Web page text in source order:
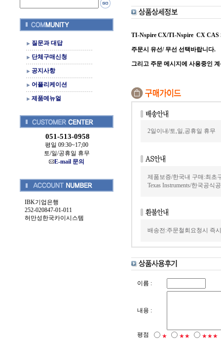
질문과 대답
단체구매신청
공지사항
어플리케이션
제품메뉴얼
051-513-0958
평일 09:30~17;00
토/일/공휴일 휴무
E-mail 문의
IBK기업은행
252-020847-01-011
허만성한국카이시스템
TI-Nspire CX/TI-Nspire CX CAS
주문시 유선/ 무선 선택바랍니다.
그리고 주문 메시지에 사용중인
2일이내/토,일,공휴일 휴무
제품보증/한국내 구매:최초
Texas Instruments/한국공식
배송전:주문철회요청시 즉
이름 :
내용 :
평점 ★ ★★ ★★★